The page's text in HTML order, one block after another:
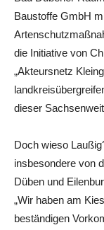
Baustoffe GmbH
die Initiative von
„Akteursnetz
dieser
Doch wieso
insbesondere von
Düben und
„Wir haben am
beständigen